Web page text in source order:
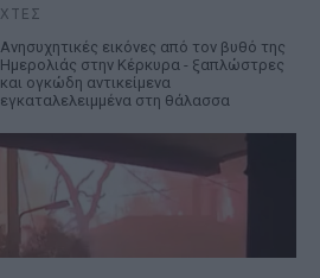
ΧΤΕΣ
Ανησυχητικές εικόνες από τον βυθό της
Ημερολιάς στην Κέρκυρα - ξαπλώστρες
και ογκώδη αντικείμενα
εγκαταλελειμμένα στη θάλασσα